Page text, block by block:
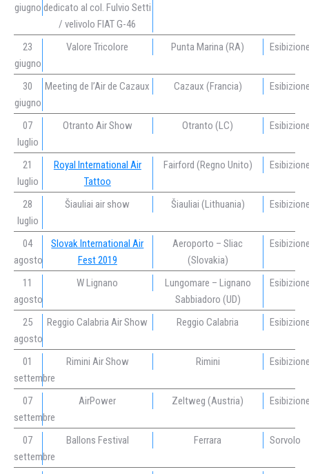
giugno dedicato al col. Fulvio Setti
/ velivolo FIAT G-46
23
giugno
Valore Tricolore Punta Marina (RA)
30
giugno
Meeting de l’Air de Cazaux Cazaux (Francia)
07
luglio
Otranto Air Show Otranto (LC)
21
luglio
Royal International Air
Tattoo
Fairford (Regno Unito)
28
luglio
Šiauliai air show Šiauliai (Lithuania)
04
agosto
Slovak International Air
Fest 2019
Aeroporto – Sliac
(Slovakia)
11
agosto
W Lignano
Lungomare – Lignano
Sabbiadoro (UD)
25
agosto
Reggio Calabria Air Show Reggio Calabria
01
settembre
Rimini Air Show Rimini
07
settembre
AirPower Zeltweg (Austria)
07
settembre
Ballons Festival Ferrara Sorvolo